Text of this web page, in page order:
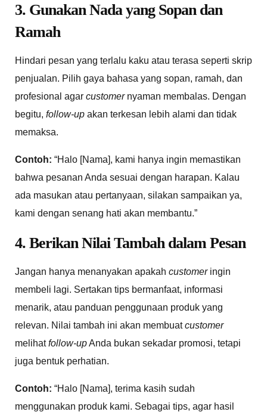
3. Gunakan Nada yang Sopan dan
Ramah
Hindari pesan yang terlalu kaku atau terasa seperti skrip
penjualan. Pilih gaya bahasa yang sopan, ramah, dan
profesional agar customer nyaman membalas. Dengan
begitu, follow-up akan terkesan lebih alami dan tidak
memaksa.
Contoh: “Halo [Nama], kami hanya ingin memastikan
bahwa pesanan Anda sesuai dengan harapan. Kalau
ada masukan atau pertanyaan, silakan sampaikan ya,
kami dengan senang hati akan membantu.”
4. Berikan Nilai Tambah dalam Pesan
Jangan hanya menanyakan apakah customer ingin
membeli lagi. Sertakan tips bermanfaat, informasi
menarik, atau panduan penggunaan produk yang
relevan. Nilai tambah ini akan membuatcustomer
melihatfollow-upAnda bukan sekadar promosi, tetapi
juga bentuk perhatian.
Contoh: “Halo [Nama], terima kasih sudah
menggunakan produk kami. Sebagai tips, agar hasil